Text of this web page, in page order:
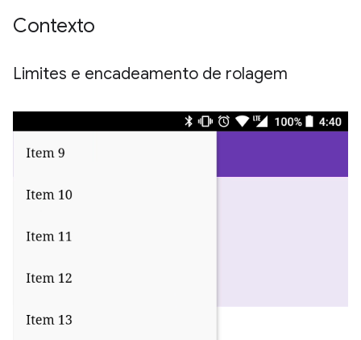
Contexto
Limites e encadeamento de rolagem